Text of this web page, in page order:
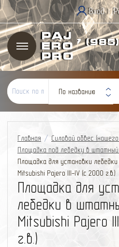
Вход |
Paj
ero
Pro
+7
По названию
Главная / Силовой обвес
Площадка под лебедку в
Площадка для установки
Mitsubishi Pajero III-IV (с 2000 г.в.)
Площадка для
лебедки в
Mitsubishi Pajero
г.в.)